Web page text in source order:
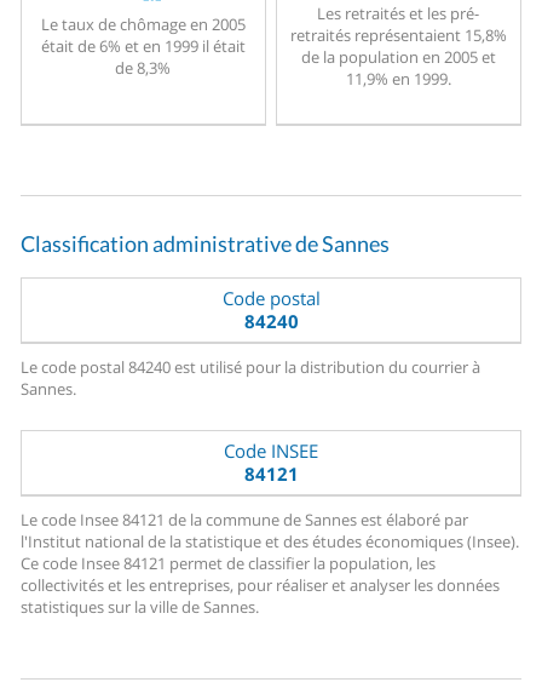
Le taux de chômage en 2005
était de 6% et en 1999 il était
de 8,3%
Les retraités et les pré-
retraités représentaient 15,8%
de la population en 2005 et
11,9% en 1999.
Classification administrative de Sannes
Code postal
84240
Le code postal 84240 est utilisé pour la distribution du courrier à
Sannes.
Code INSEE
84121
Le code Insee 84121 de la commune de Sannes est élaboré par
l'Institut national de la statistique et des études économiques (Insee).
Ce code Insee 84121 permet de classifier la population, les
collectivités et les entreprises, pour réaliser et analyser les données
statistiques sur la ville de Sannes.